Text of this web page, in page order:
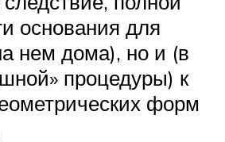
основания для
нем дома), но и (в
процедуры) к
форм